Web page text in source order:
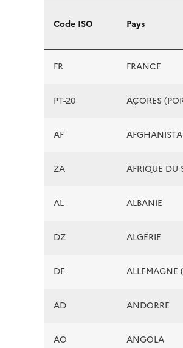
Liste des pays
Code ISO Pays
FR FRANCE
PT-20 AÇORES
AF
ZA AFRIQUE DU
AL ALBANIE
DZ ALGÉRIE
DE ALLEMAGNE
AD ANDORRE
AO ANGOLA